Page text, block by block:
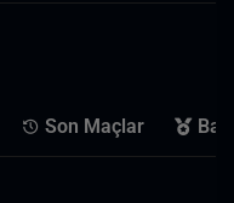
Son Maçlar